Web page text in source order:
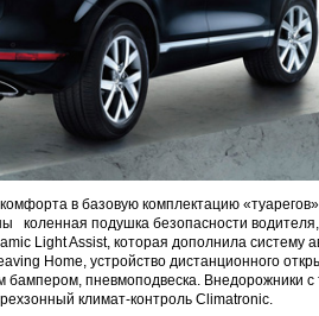
в базовую комплектацию
коленная подушка безопасности
Light Assist, которая дополнила систему
Home, устройство дистанционного
бампером, пневмоподвеска. Внедорожники
климат-контроль Сlimatronic.